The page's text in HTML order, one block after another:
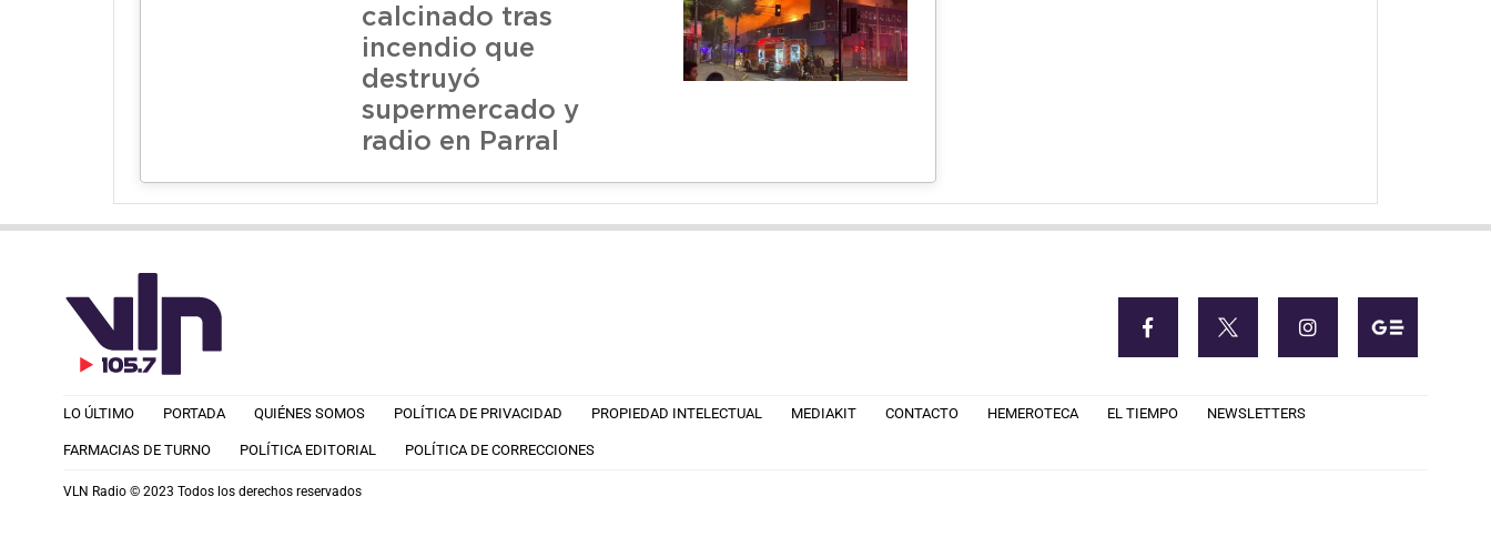
calcinado tras
incendio que
destruyó
supermercado y
radio en Parral
LO ÚLTIMO PORTADA QUIÉNES SOMOS POLÍTICA DE PRIVACIDAD PROPIEDAD INTELECTUAL MEDIAKIT CONTACTO HEMEROTECA EL TIEMPO NEWSLETTERS
FARMACIAS DE TURNO POLÍTICA EDITORIAL POLÍTICA DE CORRECCIONES
VLN Radio © 2023 Todos los derechos reservados